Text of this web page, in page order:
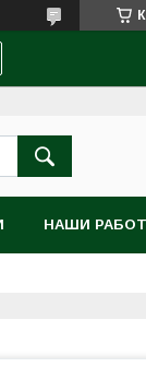
НАШИ